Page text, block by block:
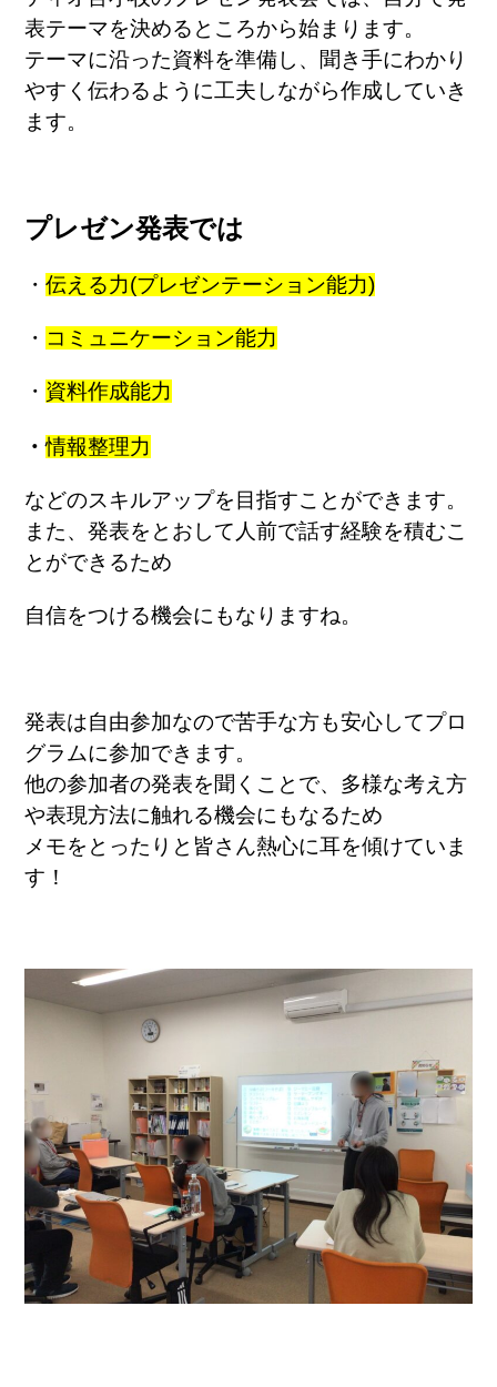
表テーマを決めるところから始まります。
テーマに沿った資料を準備し、聞き手にわかり
やすく伝わるように工夫しながら作成していき
ます。
プレゼン発表では
・伝える力(プレゼンテーション能力)
・ コミュニケーション能力
・ 資料作成能力
・情報整理力
などのスキルアップを目指すことができます。
また、発表をとおして人前で話す経験を積むこ
とができるため
自信をつける機会にもなりますね。
発表は自由参加なので苦手な方も安心してプロ
グラムに参加できます。
他の参加者の発表を聞くことで、多様な考え方
や表現方法に触れる機会にもなるため
メモをとったりと皆さん熱心に耳を傾けていま
す！